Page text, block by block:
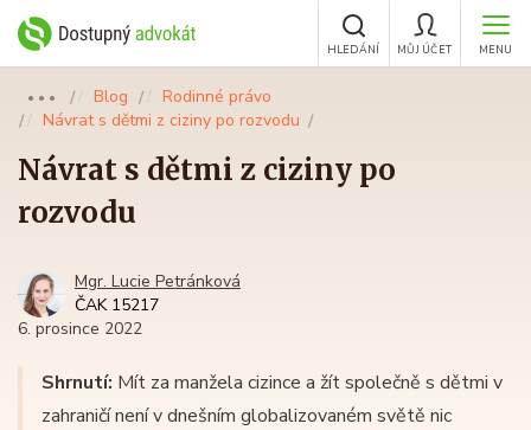
MENU
MŮJ ÚČET
HLEDÁNÍ
●●● Blog
Rodinné právo
Návrat s dětmi z ciziny po rozvodu
Návrat s dětmi z ciziny po
rozvodu
Mgr. Lucie Petránková
ČAK 15217
6. prosince 2022
Shrnutí: Mít za manžela cizince a žít společně s dětmi v
zahraničí není v dnešním globalizovaném světě nic